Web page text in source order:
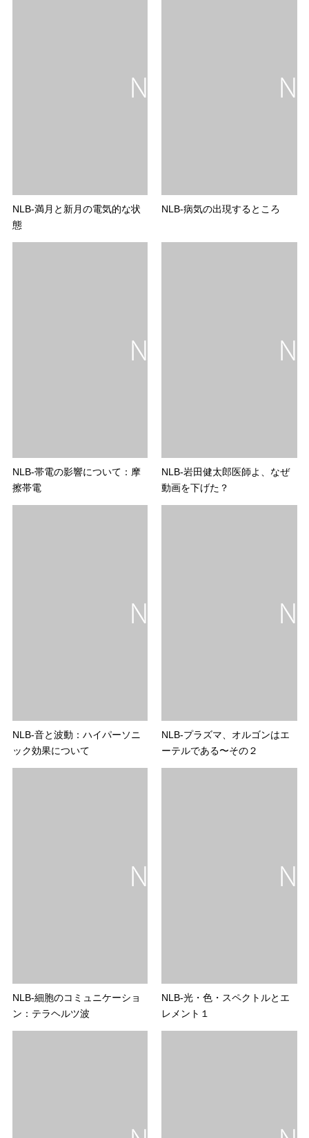
NLB-満月と新月の電気的な状
態
NLB-病気の出現するところ
NLB-帯電の影響について：摩
擦帯電
NLB-岩田健太郎医師よ、なぜ
動画を下げた？
NLB-音と波動：ハイパーソニ
ック効果について
NLB-プラズマ、オルゴンはエ
ーテルである〜その２
NLB-細胞のコミュニケーショ
ン：テラヘルツ波
NLB-光・色・スペクトルとエ
レメント１